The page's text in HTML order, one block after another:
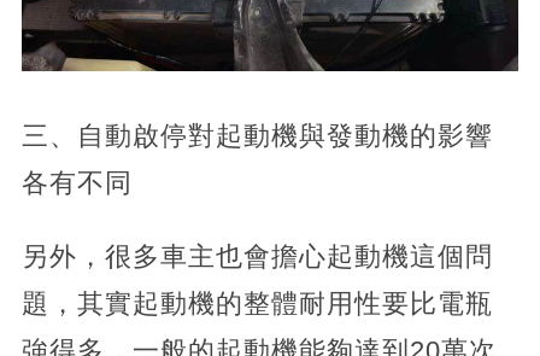
三、自動啟停對起動機與發動機的影響
各有不同
另外，很多車主也會擔心起動機這個問
題，其實起動機的整體耐用性要比電瓶